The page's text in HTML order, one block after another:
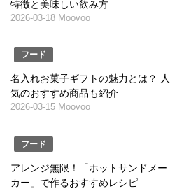
特徴と美味しい飲み方
2026-03-18 Moovoo
フード
名入れお菓子ギフトの魅力とは？ 人
気のおすすめ商品も紹介
2026-03-15 Moovoo
フード
アレンジ無限！「ホットサンドメー
カー」で作るおすすめレシピ